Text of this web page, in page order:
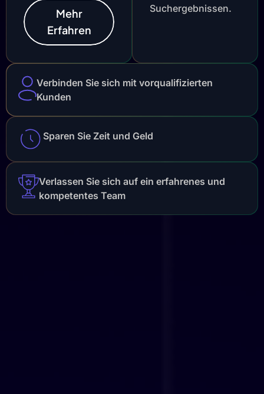
Mehr
Erfahren
Suchergebnissen.
Verbinden Sie sich mit vorqualifizierten
Kunden
Sparen Sie Zeit und Geld
Verlassen Sie sich auf ein erfahrenes und
kompetentes Team